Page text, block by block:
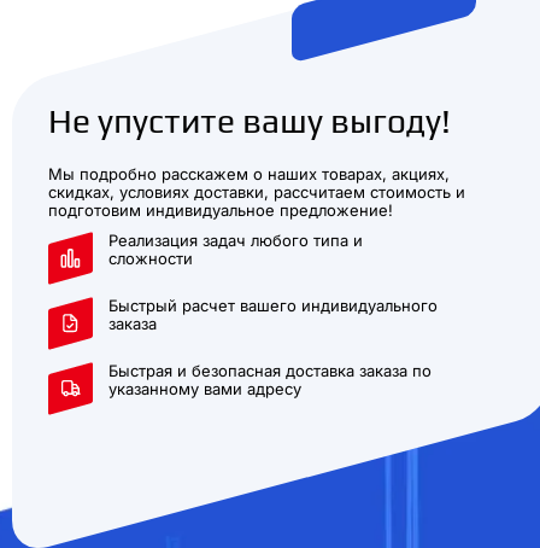
Не упустите вашу выгоду!
Мы подробно расскажем о наших товарах, акциях,
скидках, условиях доставки, рассчитаем стоимость и
подготовим индивидуальное предложение!
Реализация задач любого типа и
сложности
Быстрый расчет вашего индивидуального
заказа
Быстрая и безопасная доставка заказа по
указанному вами адресу